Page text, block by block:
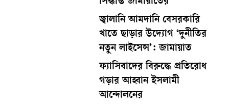
সিদ্ধান্ত জামায়াতের
জ্বালানি আমদানি বেসরকারি
খাতে ছাড়ার উদ্যোগ ‘দুনীতির
নতুন লাইসেন্স’: জামায়াত
ফ্যাসিবাদের বিরুদ্ধে প্রতিরোধ
গড়ার আহ্বান ইসলামী
আন্দোলনের